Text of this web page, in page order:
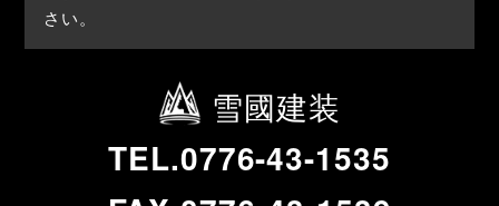
さい。
雪國建装
TEL.0776-43-1535